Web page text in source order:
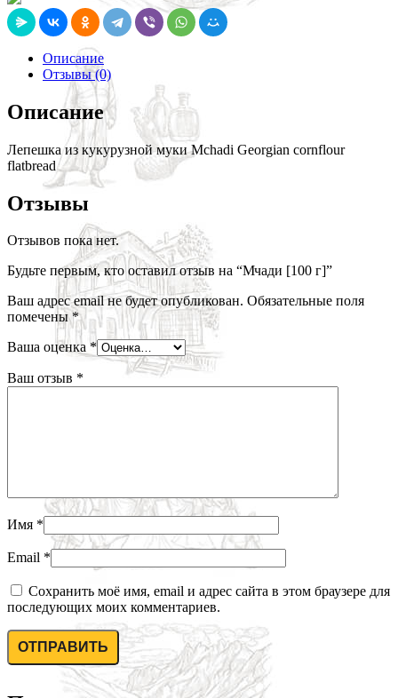
Описание
Отзывы (0)
Описание
Лепешка из кукурузной муки Mchadi Georgian cornflour
flatbread
Отзывы
Отзывов пока нет.
Будьте первым, кто оставил отзыв на “Мчади [100 г]”
Ваш адрес email не будет опубликован. Обязательные поля
помечены*
Ваша оценка *
Ваш отзыв *
Имя *
Email *
Сохранить моё имя, email и адрес сайта в этом браузере для
последующих моих комментариев.